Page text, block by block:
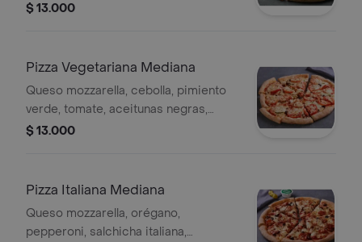
$ 13.000
Pizza Vegetariana Mediana
Queso mozzarella, cebolla, pimiento
verde, tomate, aceitunas negras,
champiñon.
$ 13.000
Pizza Italiana Mediana
Queso mozzarella, orégano,
pepperoni, salchicha italiana,